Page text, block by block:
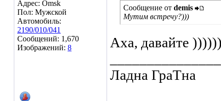
Адрес: Omsk
Пол: Мужской
Автомобиль:
2190/010/041
Сообщений: 1,670
Изображений: 8
Сообщение от demis
Мутим встречу?)))
Аха, давайте
Ладна ГраТна